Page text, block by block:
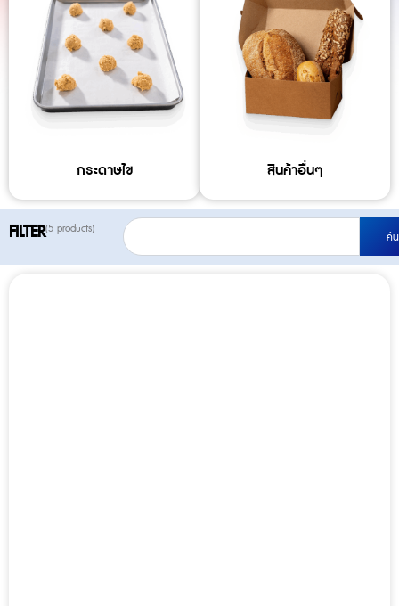
กระดาษไข สินค้าอื่นๆ
FILTER(5 products)
S
e
a
ค้